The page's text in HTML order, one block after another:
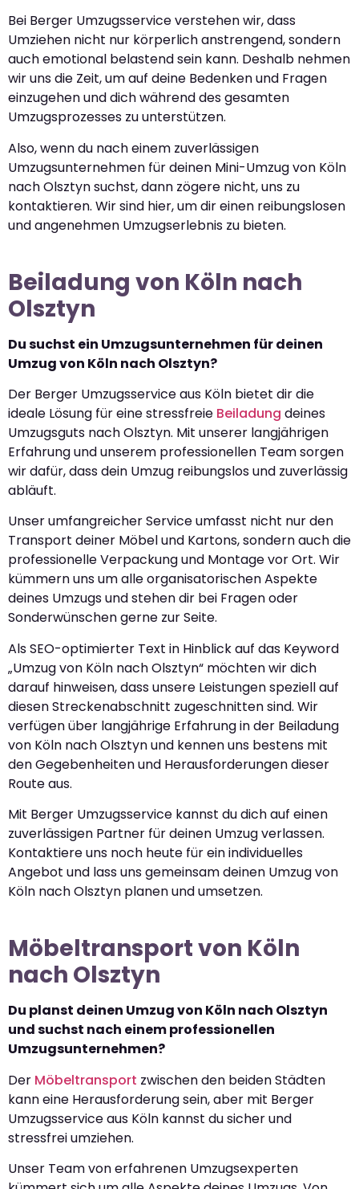
Bei Berger Umzugsservice verstehen wir, dass
Umziehen nicht nur körperlich anstrengend, sondern
auch emotional belastend sein kann. Deshalb nehmen
wir uns die Zeit, um auf deine Bedenken und Fragen
einzugehen und dich während des gesamten
Umzugsprozesses zu unterstützen.
Also, wenn du nach einem zuverlässigen
Umzugsunternehmen für deinen Mini-Umzug von Köln
nach Olsztyn suchst, dann zögere nicht, uns zu
kontaktieren. Wir sind hier, um dir einen reibungslosen
und angenehmen Umzugserlebnis zu bieten.
Beiladung von Köln nach
Olsztyn
Du suchst ein Umzugsunternehmen für deinen
Umzug von Köln nach Olsztyn?
Der Berger Umzugsservice aus Köln bietet dir die
ideale Lösung für eine stressfreie Beiladung deines
Umzugsguts nach Olsztyn. Mit unserer langjährigen
Erfahrung und unserem professionellen Team sorgen
wir dafür, dass dein Umzug reibungslos und zuverlässig
abläuft.
Unser umfangreicher Service umfasst nicht nur den
Transport deiner Möbel und Kartons, sondern auch die
professionelle Verpackung und Montage vor Ort. Wir
kümmern uns um alle organisatorischen Aspekte
deines Umzugs und stehen dir bei Fragen oder
Sonderwünschen gerne zur Seite.
Als SEO-optimierter Text in Hinblick auf das Keyword
„Umzug von Köln nach Olsztyn“ möchten wir dich
darauf hinweisen, dass unsere Leistungen speziell auf
diesen Streckenabschnitt zugeschnitten sind. Wir
verfügen über langjährige Erfahrung in der Beiladung
von Köln nach Olsztyn und kennen uns bestens mit
den Gegebenheiten und Herausforderungen dieser
Route aus.
Mit Berger Umzugsservice kannst du dich auf einen
zuverlässigen Partner für deinen Umzug verlassen.
Kontaktiere uns noch heute für ein individuelles
Angebot und lass uns gemeinsam deinen Umzug von
Köln nach Olsztyn planen und umsetzen.
Möbeltransport von Köln
nach Olsztyn
Du planst deinen Umzug von Köln nach Olsztyn
und suchst nach einem professionellen
Umzugsunternehmen?
Der Möbeltransport zwischen den beiden Städten
kann eine Herausforderung sein, aber mit Berger
Umzugsservice aus Köln kannst du sicher und
stressfrei umziehen.
Unser Team von erfahrenen Umzugsexperten